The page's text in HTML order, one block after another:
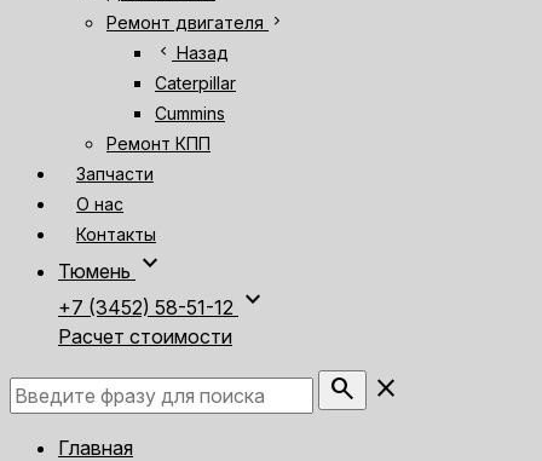
Ремонт двигателя
chevron_right
chevron_left Назад
Caterpillar
Cummins
Ремонт КПП
Запчасти
О нас
Контакты
Тюмень expand_more
+7 (3452) 58-51-12 expand_more
Расчет стоимости
search close
Главная